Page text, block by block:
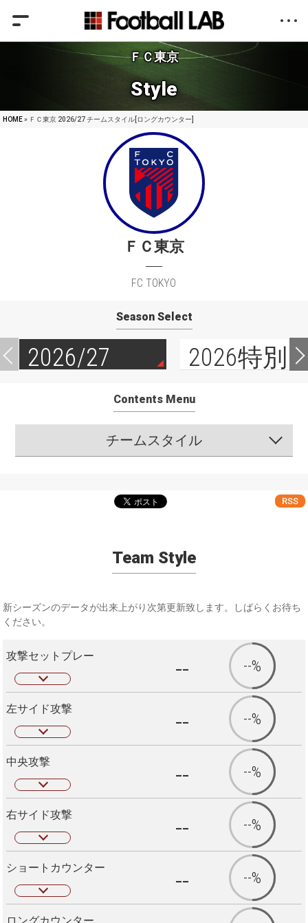
ＦＣ東京
Style
HOME» ＦＣ東京 2026/27 チームスタイル[ロングカウンター]
ＦＣ東京
FC TOKYO
Season Select
2026/27 2026特別
Contents Menu
チームスタイル
RSS
Team Style
新シーズンのデータが出来上がり次第更新致します。しばらくお待ち
ください。
攻撃セットプレー -- --%
左サイド攻撃 -- --%
中央攻撃 -- --%
右サイド攻撃 -- --%
ショートカウンター -- --%